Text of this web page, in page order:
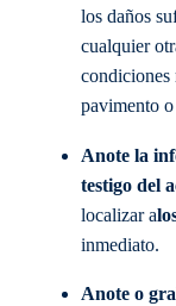
los daños
cualquier
condiciones
pavimento
Anote la
testigo del
localizar a
inmediato.
Anote o